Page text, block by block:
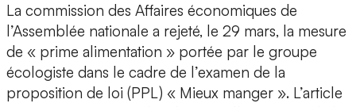
La commission des Affaires économiques de
l’Assemblée nationale a rejeté, le 29 mars, la mesure
de « prime alimentation » portée par le groupe
écologiste dans le cadre de l’examen de la
proposition de loi (PPL) « Mieux manger ». L’article